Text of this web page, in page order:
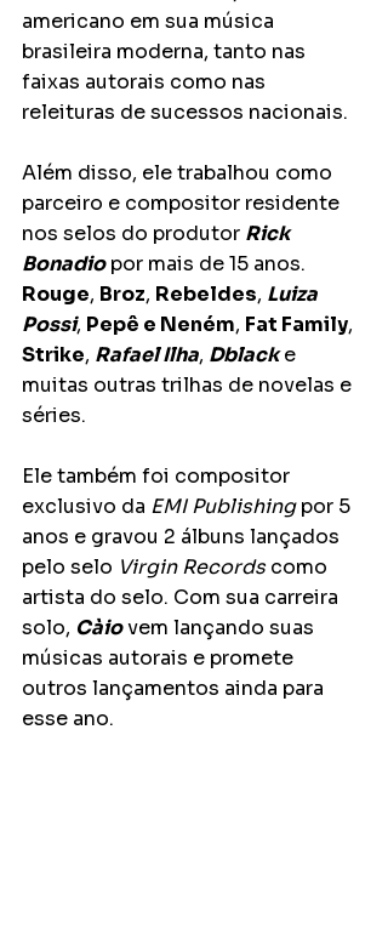
americano em sua música
brasileira moderna, tanto nas
faixas autorais como nas
releituras de sucessos nacionais.
Além disso, ele trabalhou como
parceiro e compositor residente
nos selos do produtor Rick
Bonadio por mais de 15 anos.
Rouge, Broz, Rebeldes, Luiza
Possi, Pepê e Neném, Fat Family,
Strike, Rafael Ilha, Dblack e
muitas outras trilhas de novelas e
séries.
Ele também foi compositor
exclusivo da EMI Publishing por 5
anos e gravou 2 álbuns lançados
pelo selo Virgin Records como
artista do selo. Com sua carreira
solo, Càio vem lançando suas
músicas autorais e promete
outros lançamentos ainda para
esse ano.